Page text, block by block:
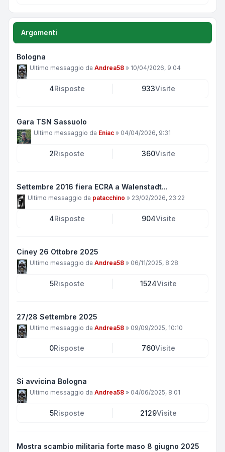
Argomenti
Bologna
Ultimo messaggio da Andrea58 » 10/04/2026, 9:04
4Risposte 933Visite
Gara TSN Sassuolo
Ultimo messaggio da Eniac » 04/04/2026, 9:31
2Risposte 360Visite
Settembre 2016 fiera ECRA a Walenstadt...
Ultimo messaggio da patacchino » 23/02/2026, 23:22
4Risposte 904Visite
Ciney 26 Ottobre 2025
Ultimo messaggio da Andrea58 » 06/11/2025, 8:28
5Risposte 1524Visite
27/28 Settembre 2025
Ultimo messaggio da Andrea58 » 09/09/2025, 10:10
0Risposte 760Visite
Si avvicina Bologna
Ultimo messaggio da Andrea58 » 04/06/2025, 8:01
5Risposte 2129Visite
Mostra scambio militaria forte maso 8 giugno 2025